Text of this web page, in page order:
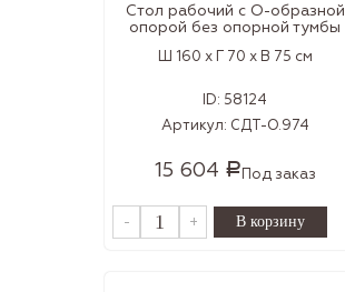
Стол рабочий с О-образной
опорой без опорной тумбы
Ш 160 x Г 70 x В 75 см
ID: 58124
Артикул: СДТ-О.974
15 604 РПод заказ
- +